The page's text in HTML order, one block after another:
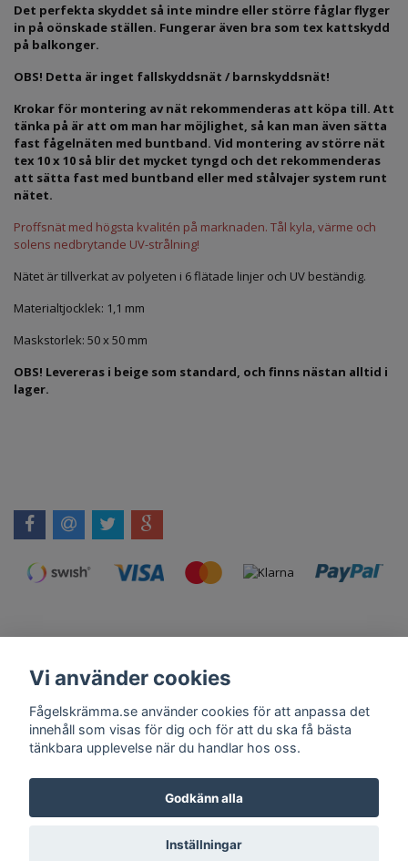
Det perfekta skyddet så inte mindre eller större fåglar flyger
in på oönskade ställen. Fungerar även bra som tex kattskydd
på balkonger.
OBS! Detta är inget fallskyddsnät / barnskyddsnät!
Krokar för montering av nät rekommenderas att köpa till. Att
tänka på är att om man har möjlighet, så kan man även sätta
fast fågelnäten med buntband. Vid montering av större nät
tex 10 x 10 så blir det mycket tyngd och det rekommenderas
att sätta fast med buntband eller med stålvajer system runt
nätet.
Proffsnät med högsta kvalitén på marknaden. Tål kyla, värme och
solens nedbrytande UV-strålning!
Nätet är tillverkat av polyeten i 6 flätade linjer och UV beständig.
Materialtjocklek: 1,1 mm
Maskstorlek: 50 x 50 mm
OBS! Levereras i beige som standard, och finns nästan alltid i
lager.
Kontakt Om Oss Köpvillkor Skadedjursprodukter.se
Tilahome.se
Få vårt nyhetsbrev
Anmäl
© Copyright 2026 Fågelskrämma.se
Vi använder cookies
Fågelskrämma.se använder cookies för att anpassa det
innehåll som visas för dig och för att du ska få bästa
tänkbara upplevelse när du handlar hos oss.
Godkänn alla
Inställningar